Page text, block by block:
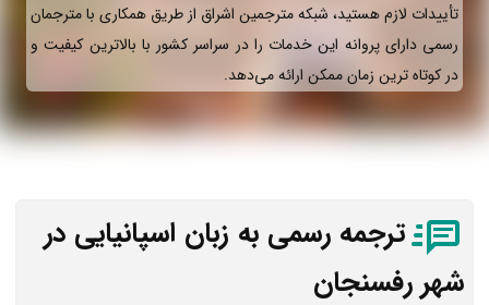
تأییدات لازم هستید، شبکه مترجمین اشراق از طریق همکاری با مترجمان
رسمی دارای پروانه این خدمات را در سراسر کشور با بالاترین کیفیت و
در کوتاه ترین زمان ممکن ارائه می‌دهد.
ترجمه رسمی به زبان اسپانیایی در
شهر رفسنجان